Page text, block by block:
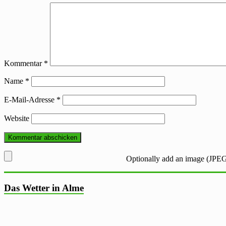
Kommentar *
Name *
E-Mail-Adresse *
Website
Optionally add an image
Das Wetter in Alme